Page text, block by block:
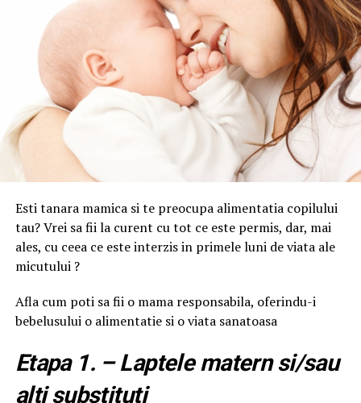
Esti tanara mamica si te preocupa alimentatia copilului
tau? Vrei sa fii la curent cu tot ce este permis, dar, mai
ales, cu ceea ce este interzis in primele luni de viata ale
micutului ?
Afla cum poti sa fii o mama responsabila, oferindu-i
bebelusului o alimentatie si o viata sanatoasa
Etapa 1. – Laptele matern si/sau
alti substituti